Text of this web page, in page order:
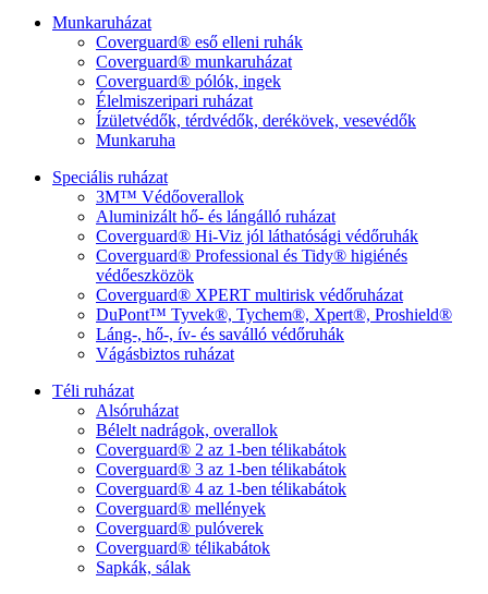
Munkaruházat
Coverguard® eső elleni ruhák
Coverguard® munkaruházat
Coverguard® pólók, ingek
Élelmiszeripari ruházat
Ízületvédők, térdvédők, derékövek, vesevédők
Munkaruha
Speciális ruházat
3M™ Védőoverallok
Aluminizált hő- és lángálló ruházat
Coverguard® Hi-Viz jól láthatósági védőruhák
Coverguard® Professional és Tidy® higiénés
védőeszközök
Coverguard® XPERT multirisk védőruházat
DuPont™ Tyvek®, Tychem®, Xpert®, Proshield®
Láng-, hő-, ív- és saválló védőruhák
Vágásbiztos ruházat
Téli ruházat
Alsóruházat
Bélelt nadrágok, overallok
Coverguard® 2 az 1-ben télikabátok
Coverguard® 3 az 1-ben télikabátok
Coverguard® 4 az 1-ben télikabátok
Coverguard® mellények
Coverguard® pulóverek
Coverguard® télikabátok
Sapkák, sálak